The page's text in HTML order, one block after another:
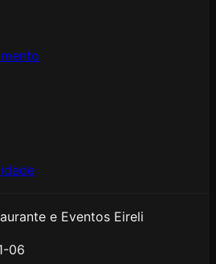
e Eventos Eireli
06